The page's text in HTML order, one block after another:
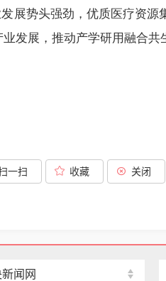
展势头强劲，优质医疗资源
发展，推动产学研用融合共
一扫 收藏 关闭
闻网